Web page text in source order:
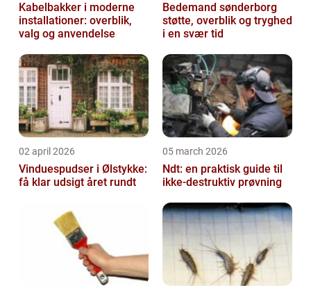
Kabelbakker i moderne
installationer: overblik,
valg og anvendelse
Bedemand sønderborg
støtte, overblik og tryghed
i en svær tid
02 april 2026
Vinduespudser i Ølstykke:
få klar udsigt året rundt
05 march 2026
Ndt: en praktisk guide til
ikke-destruktiv prøvning